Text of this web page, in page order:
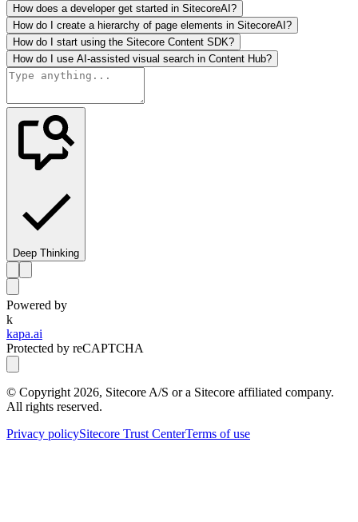
How does a developer get started in SitecoreAI?
How do I create a hierarchy of page elements in SitecoreAI?
How do I start using the Sitecore Content SDK?
How do I use AI-assisted visual search in Content Hub?
Deep Thinking
Powered by
k
kapa.ai
Protected by reCAPTCHA
© Copyright 2026, Sitecore A/S or a Sitecore affiliated company.
All rights reserved.
Privacy policySitecore Trust CenterTerms of use